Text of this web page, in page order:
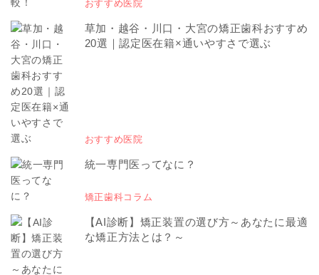
おすすめ医院
草加・越谷・川口・大宮の矯正歯科おすすめ
20選｜認定医在籍×通いやすさで選ぶ
おすすめ医院
統一専門医ってなに？
矯正歯科コラム
【AI診断】矯正装置の選び方～あなたに最適
な矯正方法とは？～